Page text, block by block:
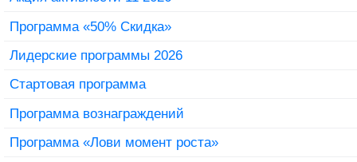
Программа «50% Скидка»
Лидерские программы 2026
Стартовая программа
Программа вознаграждений
Программа «Лови момент роста»